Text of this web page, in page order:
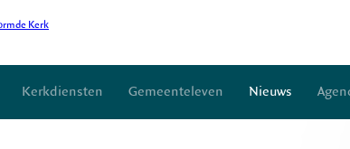
Kerkdiensten Gemeenteleven Nieuws